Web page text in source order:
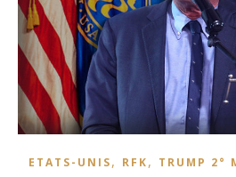
ETATS-UNIS, RFK, TRUMP 2°